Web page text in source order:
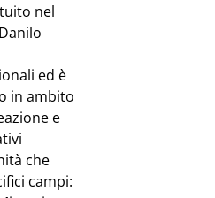
nel
ed è
in ambito
e
che
campi: